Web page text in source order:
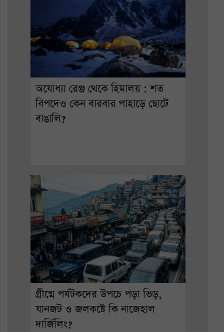
অযোধ্যা রেঞ্জ থেকে হিমালয় : শত
বিপদেও কেন বারবার পাহাড়ে ছোটে
বাঙালি?
গ্রীষ্মে পর্যটকদের উপচে পড়া ভিড়,
যানজট ও জলকষ্টে কি নাজেহাল
দার্জিলিং?